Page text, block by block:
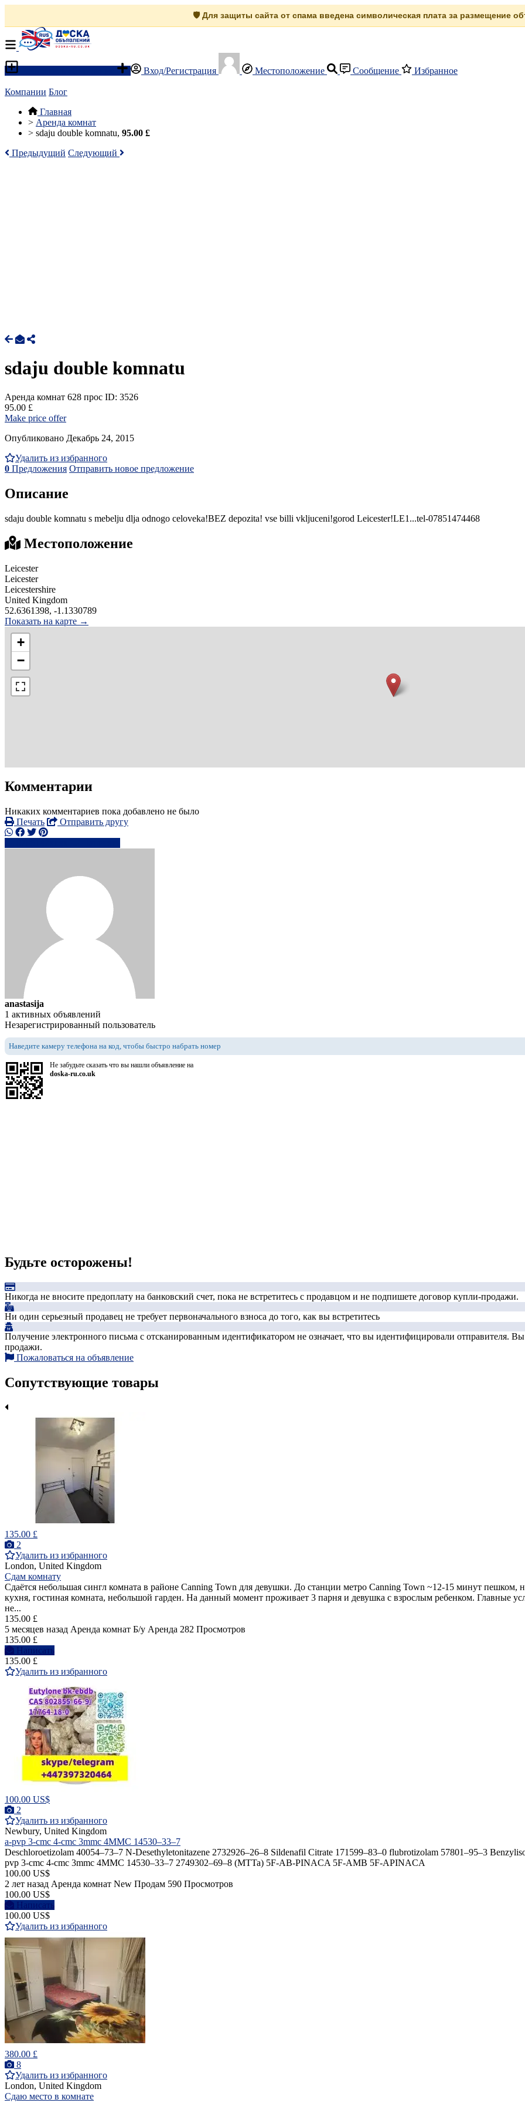
🛡️ Для защиты сайта от спама введена символическая плата за размещение
Вход/Регистрация Местоположение Сообщение Избранное
Компании Блог
Главная
> Аренда комнат
> sdaju double komnatu, 95.00 £
Предыдущий Следующий
sdaju double komnatu
Аренда комнат 628 прос ID: 3526
95.00 £
Make price offer
Опубликовано Декабрь 24, 2015
Удалить из избранного
0 Предложения Отправить новое предложение
Описание
sdaju double komnatu s mebelju dlja odnogo celoveka!BEZ depozita! vse billi vkljuceni!gorod Leicester!LE1...tel-07851474468
Местоположение
Leicester
Leicester
Leicestershire
United Kingdom
52.6361398, -1.1330789
Показать на карте →
+
−
Комментарии
Никаких комментариев пока добавлено не было
Печать
Отправить другу
anastasija
1 активных объявлений
Незарегистрированный пользователь
Наведите камеру телефона на код, чтобы быстро набрать номер
Не забудьте сказать что вы нашли объявление на
doska-ru.co.uk
Будьте осторожены!
Никогда не вносите предоплату на банковский счет, пока не встретитесь с продавцом и не подпишете договор купли-продажи.
Ни один серьезный продавец не требует первоначального взноса до того, как вы встретитесь
Получение электронного письма с отсканированным идентификатором не означает, что вы идентифицировали отправителя. Вы
продажи.
Пожаловаться на объявление
Сопутствующие товары
135.00 £
2
Удалить из избранного
London, United Kingdom
Сдам комнату
Сдаётся небольшая сингл комната в районе Canning Town для девушки. До станции метро Canning Town ~12-15 минут пешком,
кухня, гостиная комната, небольшой гарден. На данный момент проживает 3 парня и девушка с взрослым ребенком. Главные
не...
135.00 £
5 месяцев назад Аренда комнат Б/у Аренда 282 Просмотров
135.00 £
Написать
135.00 £
Удалить из избранного
100.00 US$
2
Удалить из избранного
Newbury, United Kingdom
a-pvp 3-cmc 4-cmc 3mmc 4MMC 14530–33–7
Deschloroetizolam 40054–73–7 N-Desethyletonitazene 2732926–26–8 Sildenafil Citrate 171599–83–0 flubrotizolam 57801–95–3
pvp 3-cmc 4-cmc 3mmc 4MMC 14530–33–7 2749302–69–8 (MTTa) 5F-AB-PINACA 5F-AMB 5F-APINACA
100.00 US$
2 лет назад Аренда комнат New Продам 590 Просмотров
100.00 US$
Написать
100.00 US$
Удалить из избранного
380.00 £
8
Удалить из избранного
London, United Kingdom
Сдаю место в комнате